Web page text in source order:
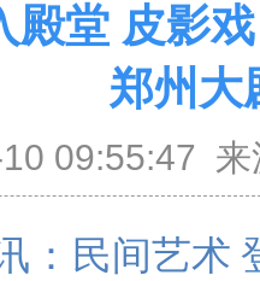
殿堂 皮影
郑州大
09:55:47
： 民间艺术